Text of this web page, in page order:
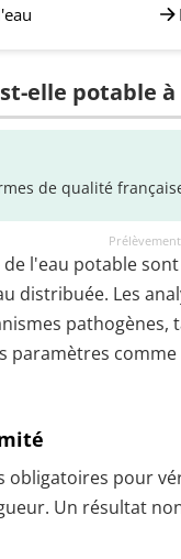
elle potable
de qualité
l'eau potable
distribuée. Les
pathogènes,
paramètres
obligatoires pour
Un résultat